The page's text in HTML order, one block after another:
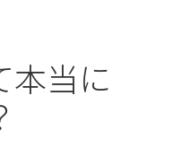
本当に